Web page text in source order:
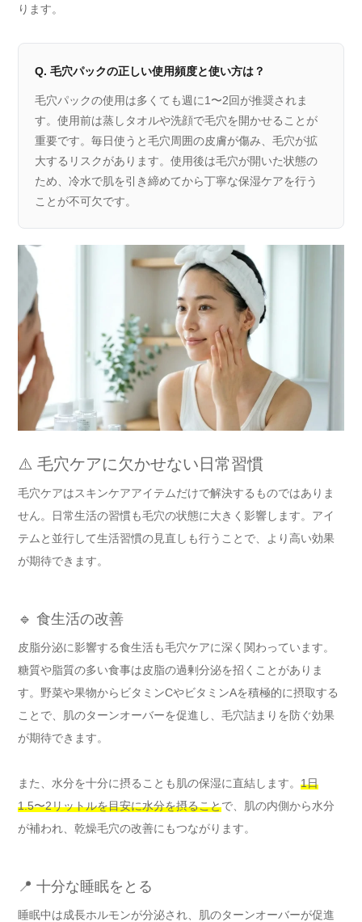
ります。
Q. 毛穴パックの正しい使用頻度と使い方は？
毛穴パックの使用は多くても週に1〜2回が推奨されま
す。使用前は蒸しタオルや洗顔で毛穴を開かせることが
重要です。毎日使うと毛穴周囲の皮膚が傷み、毛穴が拡
大するリスクがあります。使用後は毛穴が開いた状態の
ため、冷水で肌を引き締めてから丁寧な保湿ケアを行う
ことが不可欠です。
⚠️ 毛穴ケアに欠かせない日常習慣
毛穴ケアはスキンケアアイテムだけで解決するものではありま
せん。日常生活の習慣も毛穴の状態に大きく影響します。アイ
テムと並行して生活習慣の見直しも行うことで、より高い効果
が期待できます。
🔹 食生活の改善
皮脂分泌に影響する食生活も毛穴ケアに深く関わっています。
糖質や脂質の多い食事は皮脂の過剰分泌を招くことがありま
す。野菜や果物からビタミンCやビタミンAを積極的に摂取する
ことで、肌のターンオーバーを促進し、毛穴詰まりを防ぐ効果
が期待できます。
また、水分を十分に摂ることも肌の保湿に直結します。 1日
1.5〜2リットルを目安に水分を摂ることで、肌の内側から水分
が補われ、乾燥毛穴の改善にもつながります。
📍 十分な睡眠をとる
睡眠中は成長ホルモンが分泌され、肌のターンオーバーが促進